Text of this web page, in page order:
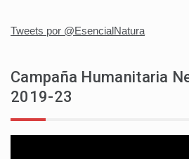
Tweets por @EsencialNatura
Campaña Humanitaria
2019-23